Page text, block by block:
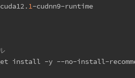
1-cudnn9-runtime
install -y --no-install-